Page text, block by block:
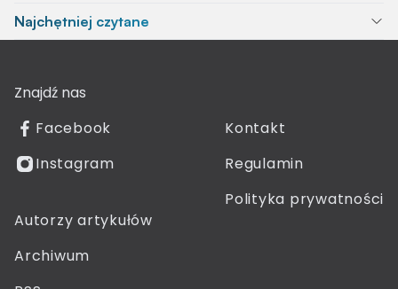
Najchętniej czytane
Znajdź nas
Facebook
Instagram
Kontakt
Regulamin
Polityka prywatności
Autorzy artykułów
Archiwum